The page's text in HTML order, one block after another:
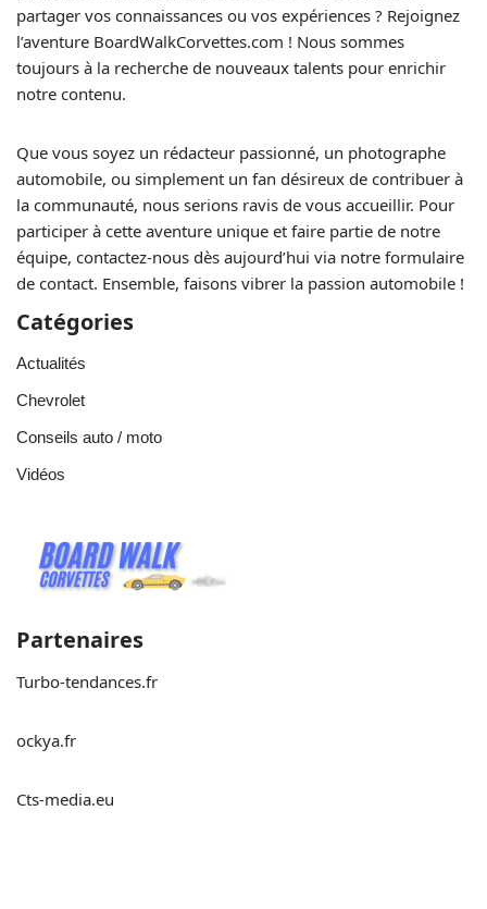
partager vos connaissances ou vos expériences ? Rejoignez
l’aventure BoardWalkCorvettes.com ! Nous sommes
toujours à la recherche de nouveaux talents pour enrichir
notre contenu.
Que vous soyez un rédacteur passionné, un photographe
automobile, ou simplement un fan désireux de contribuer à
la communauté, nous serions ravis de vous accueillir. Pour
participer à cette aventure unique et faire partie de notre
équipe, contactez-nous dès aujourd’hui via notre formulaire
de contact. Ensemble, faisons vibrer la passion automobile !
Catégories
Actualités
Chevrolet
Conseils auto / moto
Vidéos
Partenaires
Turbo-tendances.fr
ockya.fr
Cts-media.eu